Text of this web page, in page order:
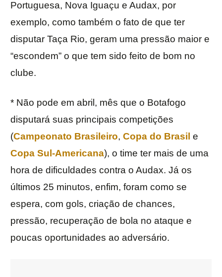
Portuguesa, Nova Iguaçu e Audax, por
exemplo, como também o fato de que ter
disputar Taça Rio, geram uma pressão maior e
“escondem” o que tem sido feito de bom no
clube.
* Não pode em abril, mês que o Botafogo
disputará suas principais competições
(Campeonato Brasileiro, Copa do Brasil e
Copa Sul-Americana), o time ter mais de uma
hora de dificuldades contra o Audax. Já os
últimos 25 minutos, enfim, foram como se
espera, com gols, criação de chances,
pressão, recuperação de bola no ataque e
poucas oportunidades ao adversário.